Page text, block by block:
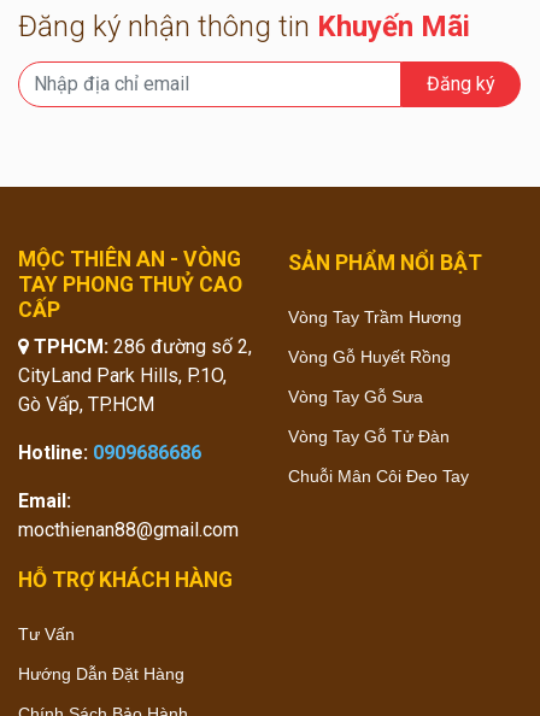
Đăng ký nhận thông tin Khuyến Mãi
Đăng ký
MỘC THIÊN AN - VÒNG
TAY PHONG THUỶ CAO
CẤP
TPHCM: 286 đường số 2,
CityLand Park Hills, P.1O,
Gò Vấp, TP.HCM
Hotline: 0909686686
Email:
mocthienan88@gmail.com
SẢN PHẨM NỔI BẬT
Vòng Tay Trầm Hương
Vòng Gỗ Huyết Rồng
Vòng Tay Gỗ Sưa
Vòng Tay Gỗ Tử Đàn
Chuỗi Mân Côi Đeo Tay
HỖ TRỢ KHÁCH HÀNG
Tư Vấn
Hướng Dẫn Đặt Hàng